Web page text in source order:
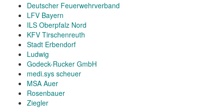
Deutscher Feuerwehrverband
LFV Bayern
ILS Oberpfalz Nord
KFV Tirschenreuth
Stadt Erbendorf
Ludwig
Godeck-Rucker GmbH
medi.sys scheuer
MSA Auer
Rosenbauer
Ziegler